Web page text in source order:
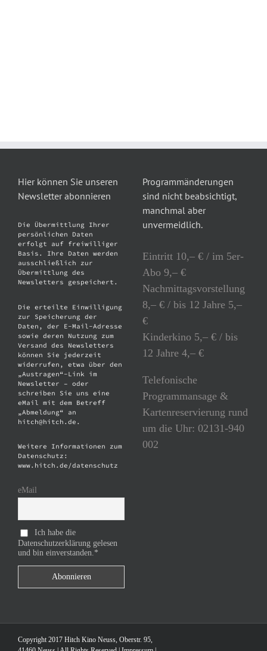
Hier können Sie unseren
Newsletter abonnieren
Die Übermittlung Ihrer
persönlichen Daten
erfolgt auf freiwilliger
Basis. Ihre Daten werden
ausschließlich zur
Übermittlung des
Newsletters gespeichert.
Die erteilte Einwilligung
zur Speicherung der
Daten, der E-Mail-Adresse
sowie deren Nutzung zum
Versand des Newsletters
können Sie jederzeit
widerrufen, etwa über den
„Austragen“-Link im
Newsletter – oder
schreiben Sie uns eine
eMail mit dem Betreff
„Abmeldung“ an
hitch@hitch.de.
Weitere Informationen zum
Datenschutz:
www.hitch.de/datenschutz
eMail
Ich habe die
Datenschutzerklärung gelesen
und bin einverstanden.*
Programmänderungen
sind nicht beabsichtigt,
manchmal aber
unvermeidlich.
Eintritt 10,– € / im 5er-
Abo 9,– €
Nachmittagsvorstellung
8,– € / bis 12 Jahre 5,–
€
Kinderkino 5,– € / bis
12 Jahre 4,– €
Telefonische
Programmansage &
Kartenreservierung rund
um die Uhr: 02131-940
002
Copyright 2017 Hitch Kino Neuss, Oberstr. 95,